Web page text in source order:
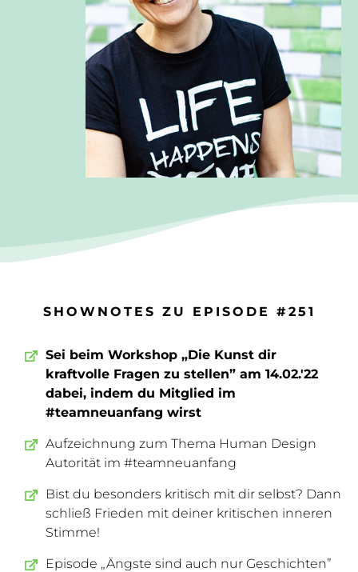
SHOWNOTES ZU EPISODE #251
Sei beim Workshop „Die Kunst dir
kraftvolle Fragen zu stellen” am 14.02.'22
dabei, indem du Mitglied im
#teamneuanfang wirst
Aufzeichnung zum Thema Human Design
Autorität im #teamneuanfang
Bist du besonders kritisch mit dir selbst? Dann
schließ Frieden mit deiner kritischen inneren
Stimme!
Episode „Ängste sind auch nur Geschichten”